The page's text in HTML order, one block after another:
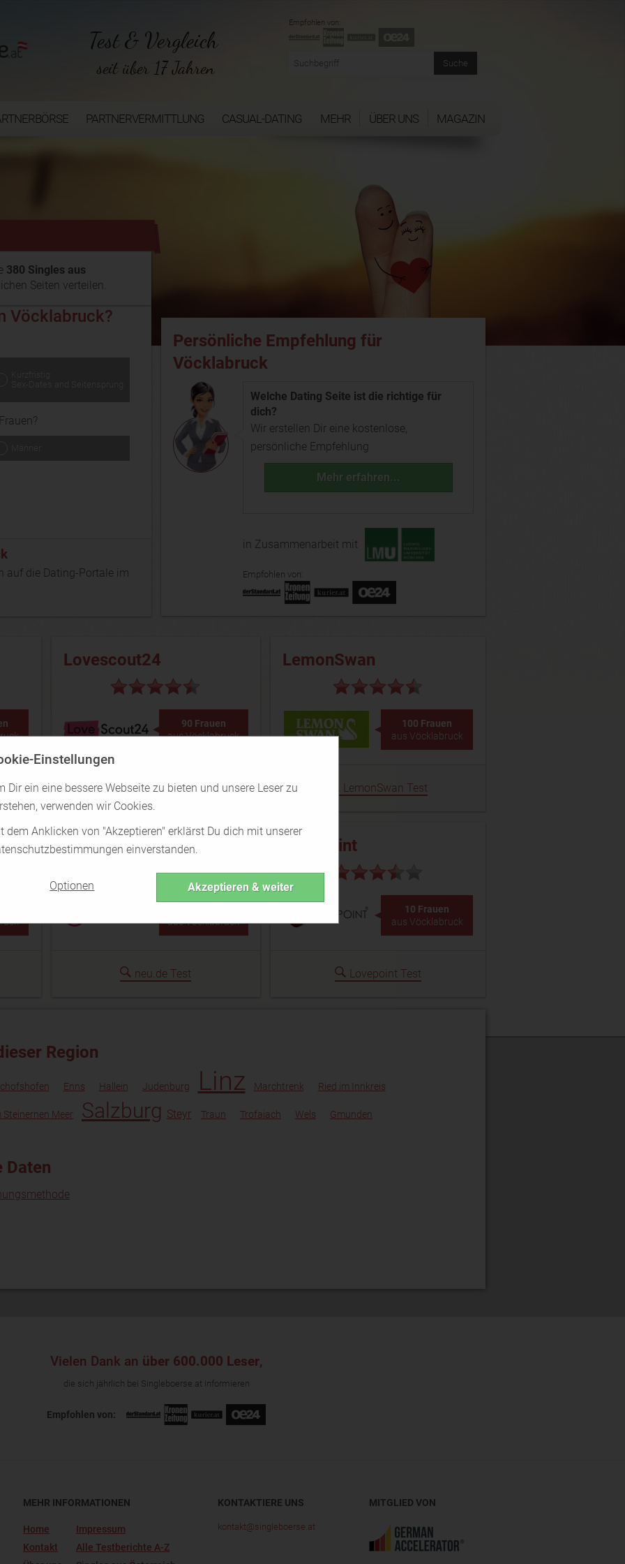
Einstellungen
Dir ein eine bessere Webseite zu bieten und unsere Leser zu
verwenden wir Cookies.
dem Anklicken von "Akzeptieren" erklärst Du dich mit unserer
einverstanden.
Optionen Akzeptieren & weiter
Test & Vergleich
seit über 17 Jahren
Empfohlen von:
PARTNERVERMITTLUNG CASUAL-DATING MEHR ÜBER UNS MAGAZIN
380 Singles aus
Seiten verteilen.
Vöcklabruck?
auf die Dating-Portale im
Persönliche Empfehlung für
Vöcklabruck
Welche Dating Seite ist die richtige für
dich?
Wir erstellen Dir eine kostenlose,
persönliche Empfehlung
Mehr erfahren...
in Zusammenarbeit mit
Empfohlen von:
Lovescout24
90 Frauen
aus Vöcklabruck
Lovescout24 Test
LemonSwan
100 Frauen
aus Vöcklabruck
LemonSwan Test
neu.de
aus Vöcklabruck
neu.de Test
Lovepoint
10 Frauen
aus Vöcklabruck
Lovepoint Test
Region
Enns Hallein Judenburg Linz Marchtrenk Ried im Innkreis
Steinernen Meer Salzburg Steyr Traun Trofaiach Wels Gmunden
Daten
Vielen Dank an über 600.000 Leser,
die sich jährlich bei Singleboerse.at informieren
Empfohlen von:
MEHR INFORMATIONEN
Home
Kontakt
Impressum
Alle Testberichte A-Z
KONTAKTIERE UNS
kontakt@singleboerse.at
MITGLIED VON